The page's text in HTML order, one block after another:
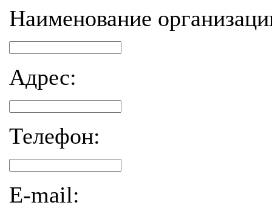
Наименование
Адрес:
Телефон:
E-mail: